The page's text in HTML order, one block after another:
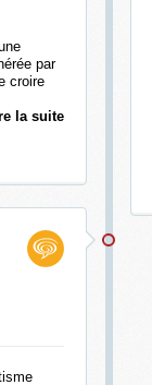
par
croire
la suite